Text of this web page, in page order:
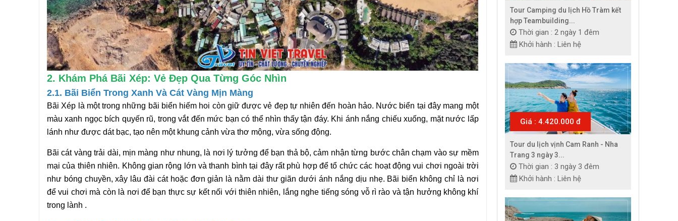
2. Khám Phá Bãi Xép: Vẻ Đẹp Qua Từng Góc Nhìn
2.1. Bãi Biển Trong Xanh Và Cát Vàng Mịn Màng
Bãi Xép là một trong những bãi biển hiếm hoi còn giữ được vẻ đẹp tự nhiên đến hoàn hảo. Nước biển tại đây mang một
màu xanh ngọc bích quyến rũ, trong vắt đến mức bạn có thể nhìn thấy tận đáy. Khi ánh nắng chiếu xuống, mặt nước lấp
lánh như được dát bạc, tạo nên một khung cảnh vừa thơ mộng, vừa sống động.
Bãi cát vàng trải dài, mịn màng như nhung, là nơi lý tưởng để bạn thả bộ, cảm nhận từng bước chân chạm vào sự mềm
mại của thiên nhiên. Không gian rộng lớn và thanh bình tại đây rất phù hợp để tổ chức các hoạt động vui chơi ngoài trời
như bóng chuyền, xây lâu đài cát hoặc đơn giản là nằm dài thư giãn dưới ánh nắng dịu nhẹ. Bãi biển không chỉ là nơi
để vui chơi mà còn là nơi để bạn thực sự kết nối với thiên nhiên, lắng nghe tiếng sóng vỗ rì rào và tận hưởng không khí
trong lành .
Tour Camping du lịch Hồ Tràm kết
hợp Teambuilding...
Thời gian : 2 ngày 1 đêm
Khởi hành : Liên hệ
Giá : 4.420.000 đ
Tour du lịch vịnh Cam Ranh - Nha
Trang 3 ngày 3...
Thời gian : 3 ngày 3 đêm
Khởi hành : Liên hệ